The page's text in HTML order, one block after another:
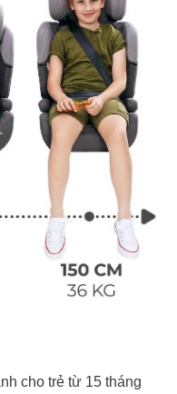
cho trẻ từ 15 tháng